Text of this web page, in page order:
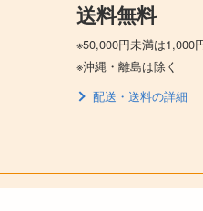
送料無料
※50,000円未満は1,000
※沖縄・離島は除く
配送・送料の詳細